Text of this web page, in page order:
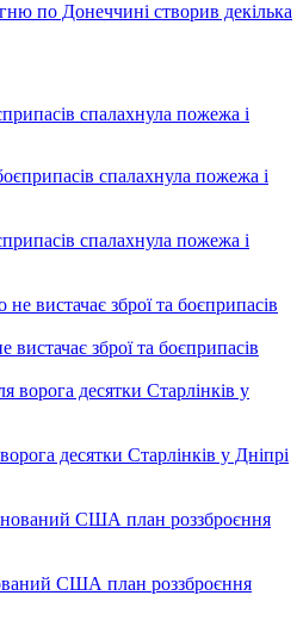
по Донеччині створив декілька
спалахнула пожежа і
спалахнула пожежа і
вистачає зброї та боєприпасів
десятки Старлінків у Дніпрі
США план роззброєння